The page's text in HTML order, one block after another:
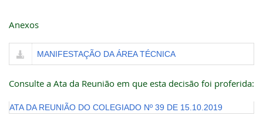
Anexos
MANIFESTAÇÃO DA ÁREA TÉCNICA
Consulte a Ata da Reunião em que esta decisão foi proferida:
ATA DA REUNIÃO DO COLEGIADO Nº 39 DE 15.10.2019